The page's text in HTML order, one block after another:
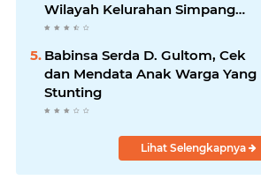
Wilayah Kelurahan Simpang
Belutu
Babinsa Serda D. Gultom, Cek
dan Mendata Anak Warga Yang
Stunting
Lihat Selengkapnya